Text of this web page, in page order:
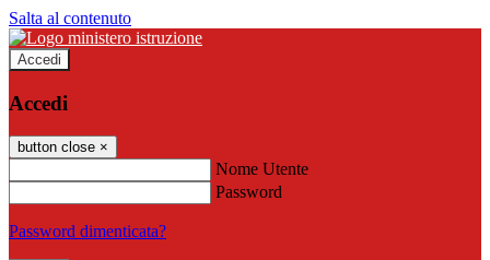
Salta al contenuto
Accedi
Accedi
button close ×
Nome Utente
Password
Password dimenticata?